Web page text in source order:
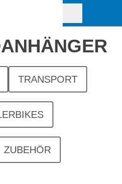
TRANSPORT
ZUBEHÖR